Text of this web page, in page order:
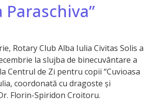
Paraschiva”
Rotary Club Alba Iulia Civitas Solis a
la slujba de binecuvântare a
Centrul de Zi pentru copii “Cuvioasa
coordonată cu dragoste și
Florin-Spiridon Croitoru.